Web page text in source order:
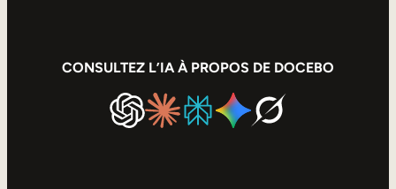
CONSULTEZ L’IA À PROPOS DE DOCEBO